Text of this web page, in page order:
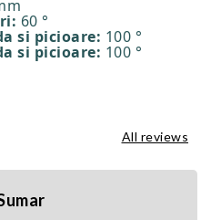
60 °
si picioare: 100 °
si picioare: 100 °
All reviews